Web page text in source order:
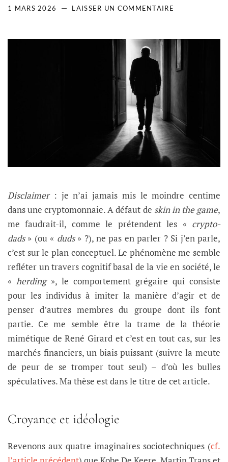
1 MARS 2026 LAISSER UN COMMENTAIRE
Disclaimer: je n’ai jamais mis le moindre centime
dans une cryptomonnaie. A défaut de skin in the game,
me faudrait-il, comme le prétendent les « crypto-
dads» (ou « duds» ?), ne pas en parler ? Si j’en parle,
c’est sur le plan conceptuel. Le phénomène me semble
refléter un travers cognitif basal de la vie en société, le
« herding», le comportement grégaire qui consiste
pour les individus à imiter la manière d’agir et de
penser d’autres membres du groupe dont ils font
partie. Ce me semble être la trame de la théorie
mimétique de René Girard et c’est en tout cas, sur les
marchés financiers, un biais puissant (suivre la meute
de peur de se tromper tout seul) – d’où les bulles
spéculatives. Ma thèse est dans le titre de cet article.
Croyance et idéologie
Revenons aux quatre imaginaires sociotechniques (cf.